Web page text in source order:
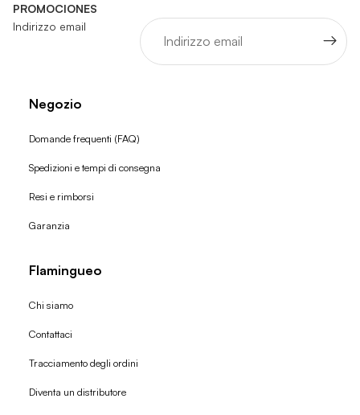
PROMOCIONES
Indirizzo email
Negozio
Domande frequenti (FAQ)
Spedizioni e tempi di consegna
Resi e rimborsi
Garanzia
Flamingueo
Chi siamo
Contattaci
Tracciamento degli ordini
Diventa un distributore